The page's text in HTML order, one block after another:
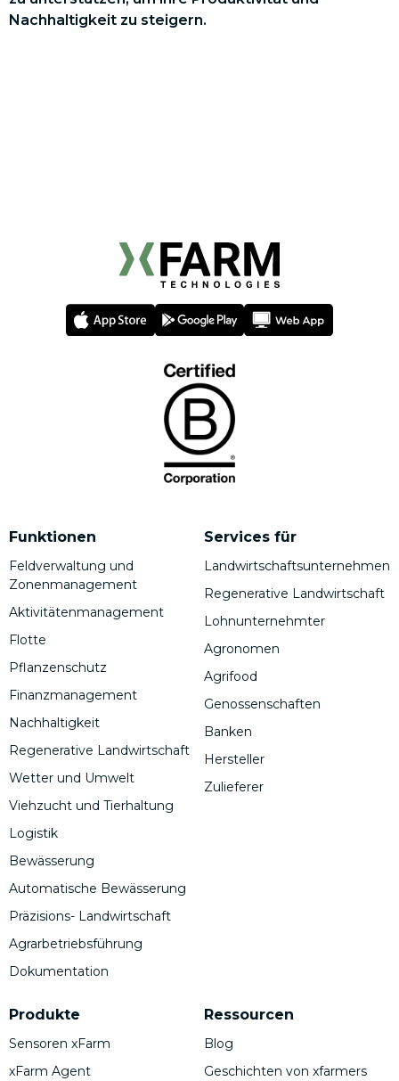
Nachhaltigkeit zu steigern.
Funktionen
Feldverwaltung und
Zonenmanagement
Aktivitätenmanagement
Flotte
Pflanzenschutz
Finanzmanagement
Nachhaltigkeit
Regenerative Landwirtschaft
Wetter und Umwelt
Viehzucht und Tierhaltung
Logistik
Bewässerung
Automatische Bewässerung
Präzisions- Landwirtschaft
Agrarbetriebsführung
Dokumentation
Produkte
Sensoren xFarm
xFarm Agent
Services für
Landwirtschaftsunternehmen
Regenerative Landwirtschaft
Lohnunternehmter
Agronomen
Agrifood
Genossenschaften
Banken
Hersteller
Zulieferer
Ressourcen
Blog
Geschichten von xfarmers